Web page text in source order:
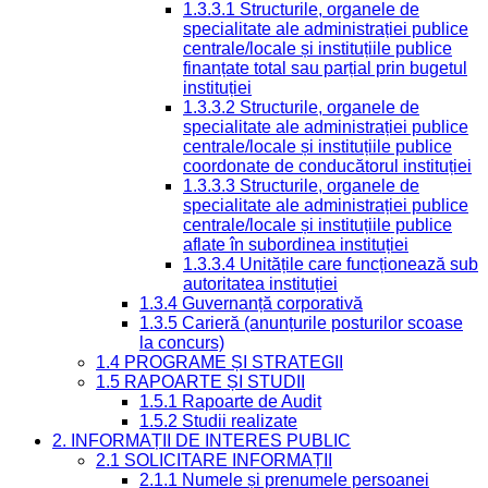
1.3.3.1 Structurile, organele de
specialitate ale administrației publice
centrale/locale și instituțiile publice
finanțate total sau parțial prin bugetul
instituției
1.3.3.2 Structurile, organele de
specialitate ale administrației publice
centrale/locale și instituțiile publice
coordonate de conducătorul instituției
1.3.3.3 Structurile, organele de
specialitate ale administrației publice
centrale/locale și instituțiile publice
aflate în subordinea instituției
1.3.3.4 Unitățile care funcționează sub
autoritatea instituției
1.3.4 Guvernanță corporativă
1.3.5 Carieră (anunțurile posturilor scoase
la concurs)
1.4 PROGRAME ȘI STRATEGII
1.5 RAPOARTE ȘI STUDII
1.5.1 Rapoarte de Audit
1.5.2 Studii realizate
2. INFORMAȚII DE INTERES PUBLIC
2.1 SOLICITARE INFORMAȚII
2.1.1 Numele și prenumele persoanei